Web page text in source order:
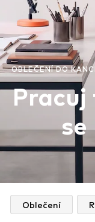
OBLEČENÍ DO
Pracuj
se
Oblečení